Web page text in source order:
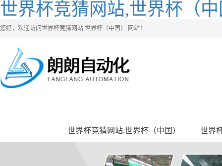
世界杯竞猜网站,世界杯（
您好，欢迎访问世界杯竞猜网站,世界杯（中国） 网站！
世界杯竞猜网站,世界杯（中国） 世界